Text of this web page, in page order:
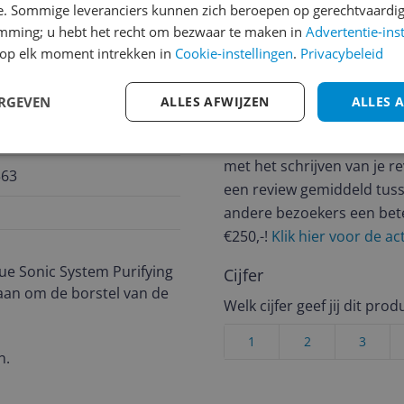
Sonic System Purifying
om de borstel van de
Reviews
Er zijn nog geen
Heb jij dit product in
met het schrijven van je
een review gemiddeld
andere bezoekers een
€250,-! Klik hier voor de
Cijfer
Welk cijfer geef jij dit
3
2
1
Sommige leveranciers kunnen zich beroepen op
u hebt het recht om bezwaar te maken in Advertentie-
elk moment intrekken in Cookie-instellingen. Privacybeleid
ALLES
ALLES AFWIJZEN